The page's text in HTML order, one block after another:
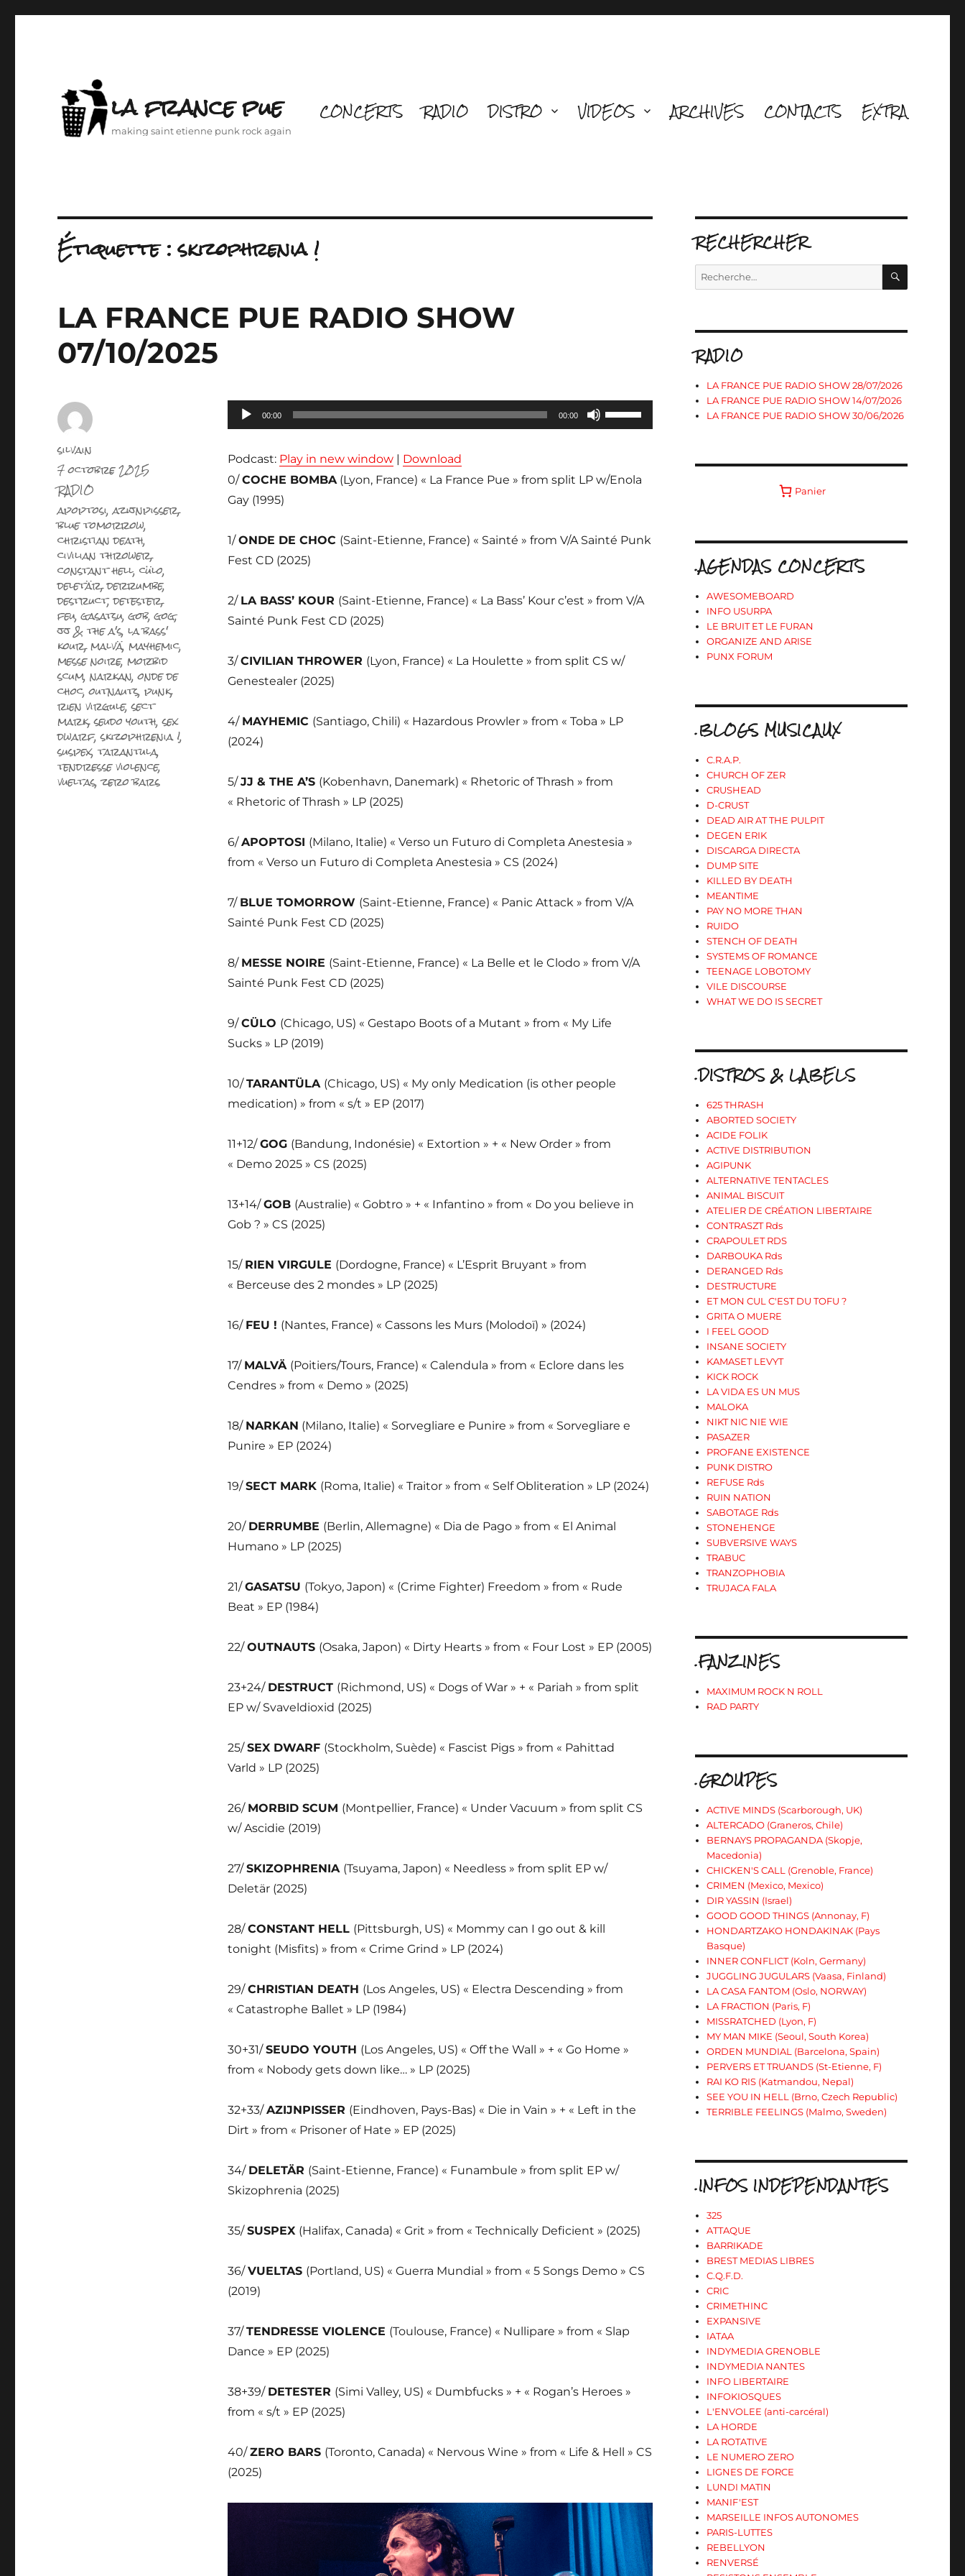
la france pue
making saint etienne punk rock again
CONCERTS RADIO DISTRO VIDEOS ARCHIVES CONTACTS EXTRA
Étiquette :skizophrenia !
LA FRANCE PUE RADIO SHOW
07/10/2025
Lecteur
audio
00:00 00:00
Utilisez
les
Podcast: Play in new window| Download
0/COCHE BOMBA(Lyon, France) « La France Pue » from split LP w/Enola
Gay (1995)
1/ONDE DE CHOC (Saint-Etienne, France) « Sainté » from V/A Sainté Punk
Fest CD (2025)
2/ LA BASS’ KOUR (Saint-Etienne, France) « La Bass’ Kour c’est » from V/A
Sainté Punk Fest CD (2025)
3/CIVILIAN THROWER (Lyon, France) « La Houlette » from split CS w/
Genestealer (2025)
4/ MAYHEMIC (Santiago, Chili) « Hazardous Prowler » from « Toba » LP
(2024)
5/JJ & THE A’S (Kobenhavn, Danemark) « Rhetoric of Thrash » from
« Rhetoric of Thrash » LP (2025)
6/APOPTOSI (Milano, Italie) « Verso un Futuro di Completa Anestesia »
from « Verso un Futuro di Completa Anestesia » CS (2024)
7/ BLUE TOMORROW (Saint-Etienne, France) « Panic Attack » from V/A
Sainté Punk Fest CD (2025)
8/ MESSE NOIRE (Saint-Etienne, France) « La Belle et le Clodo » from V/A
Sainté Punk Fest CD (2025)
9/CÜLO (Chicago, US) « Gestapo Boots of a Mutant » from « My Life
Sucks » LP (2019)
10/TARANTÜLA (Chicago, US) « My only Medication (is other people
medication) » from « s/t » EP (2017)
11+12/GOG (Bandung, Indonésie) « Extortion » + « New Order » from
« Demo 2025 » CS (2025)
13+14/GOB (Australie) « Gobtro » + « Infantino » from « Do you believe in
Gob ? » CS (2025)
15/ RIEN VIRGULE (Dordogne, France) « L’Esprit Bruyant » from
« Berceuse des 2 mondes » LP (2025)
16/ FEU ! (Nantes, France) « Cassons les Murs (Molodoï) » (2024)
17/ MALVÄ (Poitiers/Tours, France) « Calendula » from « Eclore dans les
Cendres » from « Demo » (2025)
18/ NARKAN (Milano, Italie) « Sorvegliare e Punire » from « Sorvegliare e
Punire » EP (2024)
19/SECT MARK (Roma, Italie) « Traitor » from « Self Obliteration » LP (2024)
20/ DERRUMBE (Berlin, Allemagne) « Dia de Pago » from « El Animal
Humano » LP (2025)
21/GASATSU (Tokyo, Japon) « (Crime Fighter) Freedom » from « Rude
Beat » EP (1984)
22/OUTNAUTS (Osaka, Japon) « Dirty Hearts » from « Four Lost » EP (2005)
23+24/ DESTRUCT (Richmond, US) « Dogs of War » + « Pariah » from split
EP w/ Svaveldioxid (2025)
25/SEX DWARF (Stockholm, Suède) « Fascist Pigs » from « Pahittad
Varld » LP (2025)
26/ MORBID SCUM (Montpellier, France) « Under Vacuum » from split CS
w/ Ascidie (2019)
27/SKIZOPHRENIA (Tsuyama, Japon) « Needless » from split EP w/
Deletär (2025)
28/CONSTANT HELL (Pittsburgh, US) « Mommy can I go out & kill
tonight (Misfits) » from « Crime Grind » LP (2024)
29/CHRISTIAN DEATH (Los Angeles, US) « Electra Descending » from
« Catastrophe Ballet » LP (1984)
30+31/SEUDO YOUTH (Los Angeles, US) « Off the Wall » + « Go Home »
from « Nobody gets down like… » LP (2025)
32+33/AZIJNPISSER (Eindhoven, Pays-Bas) « Die in Vain » + « Left in the
Dirt » from « Prisoner of Hate » EP (2025)
34/ DELETÄR (Saint-Etienne, France) « Funambule » from split EP w/
Skizophrenia (2025)
35/SUSPEX (Halifax, Canada) « Grit » from « Technically Deficient » (2025)
36/VUELTAS (Portland, US) « Guerra Mundial » from « 5 Songs Demo » CS
(2019)
37/TENDRESSE VIOLENCE (Toulouse, France) « Nullipare » from « Slap
Dance » EP (2025)
38+39/ DETESTER (Simi Valley, US) « Dumbfucks » + « Rogan’s Heroes »
from « s/t » EP (2025)
40/ZERO BARS (Toronto, Canada) « Nervous Wine » from « Life & Hell » CS
(2025)
Auteur
silvain
Publié
le
7 octobre 2025
Catégories
RADIO
Étiquettes
apoptosi,azijnpisser,
blue tomorrow,
christian death,
civilian thrower,
constant hell,cülo,
deletär,derrumbe,
destruct,detester,
feu,gasatsu,gob,gog,
jj & the a's,la bass'
kour,malvä,mayhemic,
messe noire,morbid
scum,narkan,onde de
choc,outnauts,punk,
rien virgule,sect
mark,seudo youth,sex
dwarf,skizophrenia !,
suspex,tarantula,
tendresse violence,
vueltas,zero bars
RECHERCHER
Recherche
RADIO
LA FRANCE PUE RADIO SHOW 28/07/2026
LA FRANCE PUE RADIO SHOW 14/07/2026
LA FRANCE PUE RADIO SHOW 30/06/2026
Panier
.AGENDAS CONCERTS
AWESOMEBOARD
INFO USURPA
LE BRUIT ET LE FURAN
ORGANIZE AND ARISE
PUNX FORUM
.BLOGS MUSICAUX
C.R.A.P.
CHURCH OF ZER
CRUSHEAD
D-CRUST
DEAD AIR AT THE PULPIT
DEGEN ERIK
DISCARGA DIRECTA
DUMP SITE
KILLED BY DEATH
MEANTIME
PAY NO MORE THAN
RUIDO
STENCH OF DEATH
SYSTEMS OF ROMANCE
TEENAGE LOBOTOMY
VILE DISCOURSE
WHAT WE DO IS SECRET
.DISTROS & LABELS
625 THRASH
ABORTED SOCIETY
ACIDE FOLIK
ACTIVE DISTRIBUTION
AGIPUNK
ALTERNATIVE TENTACLES
ANIMAL BISCUIT
ATELIER DE CRÉATION LIBERTAIRE
CONTRASZT Rds
CRAPOULET RDS
DARBOUKA Rds
DERANGED Rds
DESTRUCTURE
ET MON CUL C'EST DU TOFU ?
GRITA O MUERE
I FEEL GOOD
INSANE SOCIETY
KAMASET LEVYT
KICK ROCK
LA VIDA ES UN MUS
MALOKA
NIKT NIC NIE WIE
PASAZER
PROFANE EXISTENCE
PUNK DISTRO
REFUSE Rds
RUIN NATION
SABOTAGE Rds
STONEHENGE
SUBVERSIVE WAYS
TRABUC
TRANZOPHOBIA
TRUJACA FALA
.FANZINES
MAXIMUM ROCK N ROLL
RAD PARTY
.GROUPES
ACTIVE MINDS (Scarborough, UK)
ALTERCADO (Graneros, Chile)
BERNAYS PROPAGANDA (Skopje,
Macedonia)
CHICKEN'S CALL (Grenoble, France)
CRIMEN (Mexico, Mexico)
DIR YASSIN (Israel)
GOOD GOOD THINGS (Annonay, F)
HONDARTZAKO HONDAKINAK (Pays
Basque)
INNER CONFLICT (Koln, Germany)
JUGGLING JUGULARS (Vaasa, Finland)
LA CASA FANTOM (Oslo, NORWAY)
LA FRACTION (Paris, F)
MISSRATCHED (Lyon, F)
MY MAN MIKE (Seoul, South Korea)
ORDEN MUNDIAL (Barcelona, Spain)
PERVERS ET TRUANDS (St-Etienne, F)
RAI KO RIS (Katmandou, Nepal)
SEE YOU IN HELL (Brno, Czech Republic)
TERRIBLE FEELINGS (Malmo, Sweden)
.INFOS INDEPENDANTES
325
ATTAQUE
BARRIKADE
BREST MEDIAS LIBRES
C.Q.F.D.
CRIC
CRIMETHINC
EXPANSIVE
IATAA
INDYMEDIA GRENOBLE
INDYMEDIA NANTES
INFO LIBERTAIRE
INFOKIOSQUES
L'ENVOLEE (anti-carcéral)
LA HORDE
LA ROTATIVE
LE NUMERO ZERO
LIGNES DE FORCE
LUNDI MATIN
MANIF'EST
MARSEILLE INFOS AUTONOMES
PARIS-LUTTES
REBELLYON
RENVERSÉ